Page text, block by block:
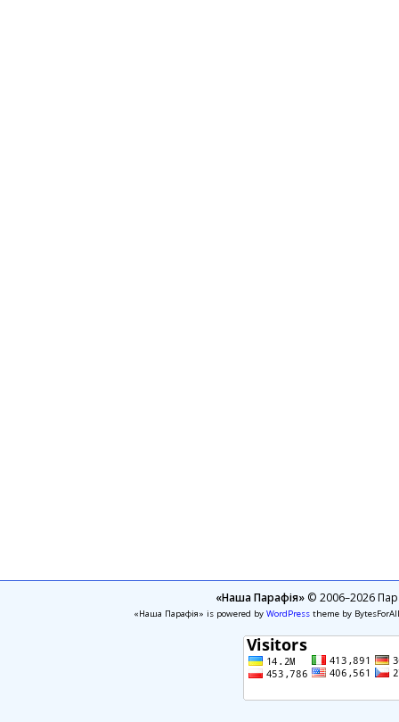
«Наша Парафія»© 2006–2026
«Наша Парафія» is powered by WordPresstheme by